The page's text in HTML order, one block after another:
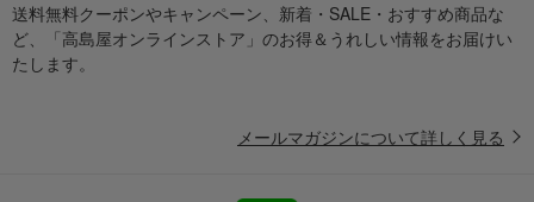
送料無料クーポンやキャンペーン、新着・SALE・おすすめ商品な
ど、「高島屋オンラインストア」のお得＆うれしい情報をお届けい
たします。
メールマガジンについて詳しく見る